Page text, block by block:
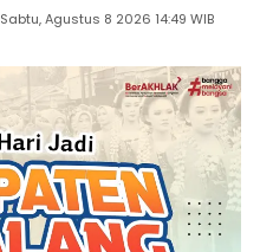
Sabtu, Agustus 8 2026 14:49 WIB